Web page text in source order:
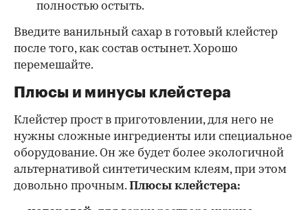
полностью остыть.
Введите ванильный сахар в готовый клейстер
после того, как состав остынет. Хорошо
перемешайте.
Плюсы и минусы клейстера
Клейстер прост в приготовлении, для него не
нужны сложные ингредиенты или специальное
оборудование. Он же будет более экологичной
альтернативой синтетическим клеям, при этом
довольно прочным. Плюсы клейстера: